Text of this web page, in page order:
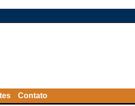
Contato